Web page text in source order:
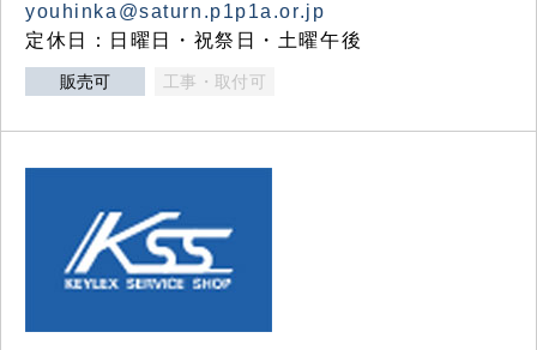
youhinka@saturn.p1p1a.or.jp
定休日：日曜日・祝祭日・土曜午後
販売可 工事・取付可